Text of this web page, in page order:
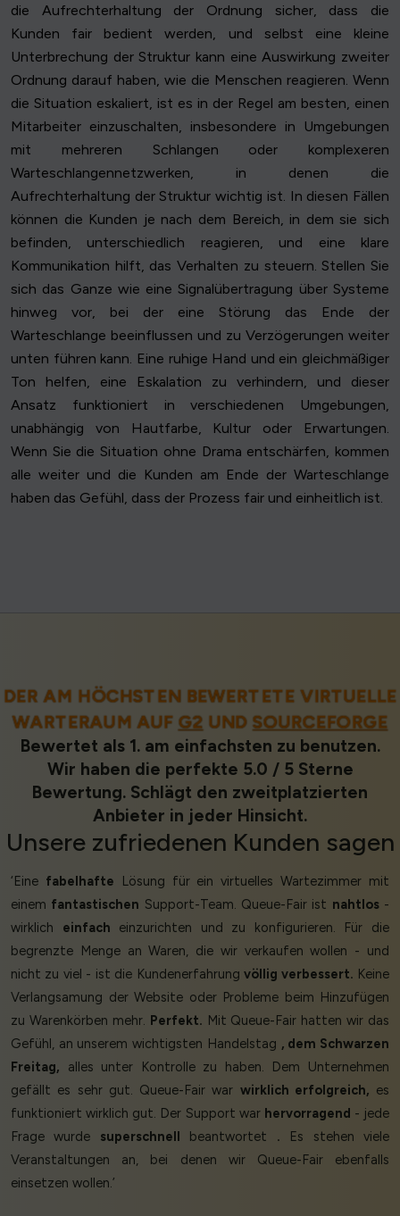
die Aufrechterhaltung der Ordnung sicher, dass die
Kunden fair bedient werden, und selbst eine kleine
Unterbrechung der Struktur kann eine Auswirkung zweiter
Ordnung darauf haben, wie die Menschen reagieren. Wenn
die Situation eskaliert, ist es in der Regel am besten, einen
Mitarbeiter einzuschalten, insbesondere in Umgebungen
mit mehreren Schlangen oder komplexeren
Warteschlangennetzwerken, in denen die
Aufrechterhaltung der Struktur wichtig ist. In diesen Fällen
können die Kunden je nach dem Bereich, in dem sie sich
befinden, unterschiedlich reagieren, und eine klare
Kommunikation hilft, das Verhalten zu steuern. Stellen Sie
sich das Ganze wie eine Signalübertragung über Systeme
hinweg vor, bei der eine Störung das Ende der
Warteschlange beeinflussen und zu Verzögerungen weiter
unten führen kann. Eine ruhige Hand und ein gleichmäßiger
Ton helfen, eine Eskalation zu verhindern, und dieser
Ansatz funktioniert in verschiedenen Umgebungen,
unabhängig von Hautfarbe, Kultur oder Erwartungen.
Wenn Sie die Situation ohne Drama entschärfen, kommen
alle weiter und die Kunden am Ende der Warteschlange
haben das Gefühl, dass der Prozess fair und einheitlich ist.
DER AM HÖCHSTEN BEWERTETE VIRTUELLE
WARTERAUM AUFG2 UND SOURCEFORGE
Bewertet als 1. am einfachsten zu benutzen.
Wir haben die perfekte 5.0 / 5 Sterne
Bewertung. Schlägt den zweitplatzierten
Anbieter in jeder Hinsicht.
Unsere zufriedenen Kunden sagen
‘Eine fabelhafte Lösung für ein virtuelles Wartezimmer mit
einem fantastischen Support-Team. Queue-Fair ist nahtlos-
wirklich einfach einzurichten und zu konfigurieren. Für die
begrenzte Menge an Waren, die wir verkaufen wollen - und
nicht zu viel - ist die Kundenerfahrungvöllig verbessert. Keine
Verlangsamung der Website oder Probleme beim Hinzufügen
zu Warenkörben mehr. Perfekt. Mit Queue-Fair hatten wir das
Gefühl, an unserem wichtigsten Handelstag , dem Schwarzen
Freitag, alles unter Kontrolle zu haben. Dem Unternehmen
gefällt es sehr gut. Queue-Fair war wirklich erfolgreich, es
funktioniert wirklich gut. Der Support war hervorragend - jede
Frage wurde superschnell beantwortet . Es stehen viele
Veranstaltungen an, bei denen wir Queue-Fair ebenfalls
einsetzen wollen.’